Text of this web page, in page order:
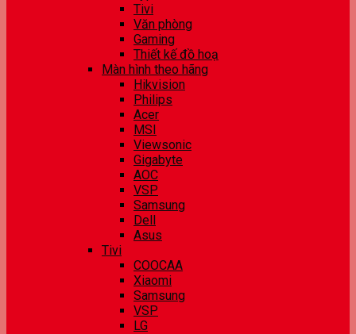
Tivi
Văn phòng
Gaming
Thiết kế đồ hoạ
Màn hình theo hãng
Hikvision
Philips
Acer
MSI
Viewsonic
Gigabyte
AOC
VSP
Samsung
Dell
Asus
Tivi
COOCAA
Xiaomi
Samsung
VSP
LG